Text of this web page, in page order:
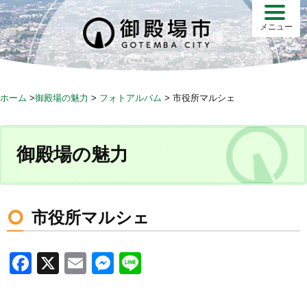
S
k
i
p
o
メニュー
ホーム >御殿場の魅力 > フォトアルバム > 市役所マルシェ
御殿場の魅力
市役所マルシェ
F
X
E
M